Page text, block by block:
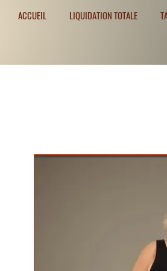
ACCUEIL LIQUIDATION TOTALE